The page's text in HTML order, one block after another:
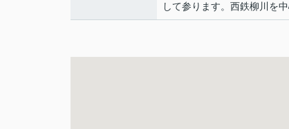
して参ります。西鉄柳川を